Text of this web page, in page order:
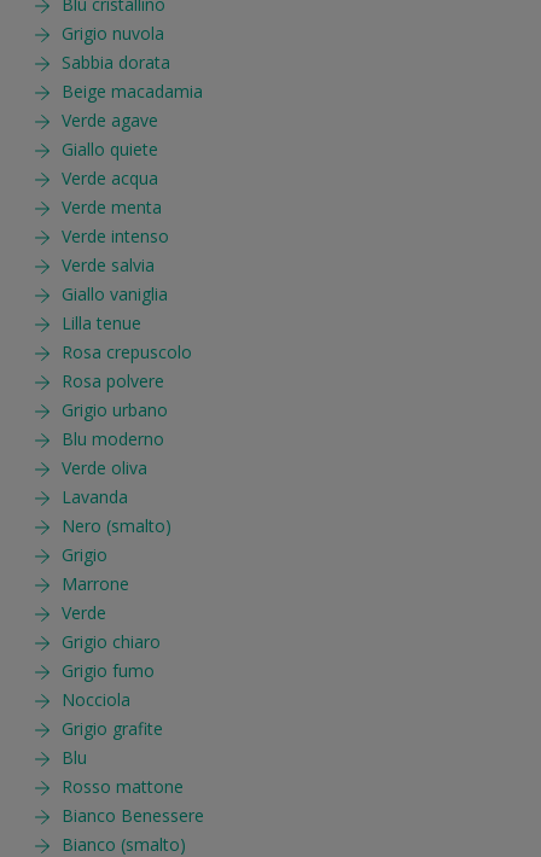
Grigio nuvola
Sabbia dorata
Beige macadamia
Verde agave
Giallo quiete
Verde acqua
Verde menta
Verde intenso
Verde salvia
Giallo vaniglia
Lilla tenue
Rosa crepuscolo
Rosa polvere
Grigio urbano
Blu moderno
Verde oliva
Lavanda
Nero (smalto)
Grigio
Marrone
Verde
Grigio chiaro
Grigio fumo
Nocciola
Grigio grafite
Blu
Rosso mattone
Bianco Benessere
Bianco (smalto)